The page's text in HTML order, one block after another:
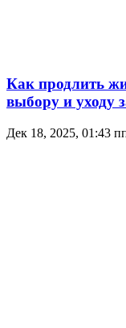
Как продлить
выбору и уходу
Дек 18, 2025, 01:43